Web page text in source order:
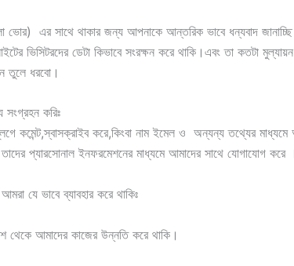
এর সাথে থাকার জন্য আপনাকে আন্তরিক ভাবে ধন্যবাদ
ভিসিটরদের ডেটা কিভাবে সংরক্ষন করে থাকি।এবং তা কতটা
তুলে ধরবো।
করিঃ
কমেন্ট,স্বাসক্রাইব করে,কিংবা নাম ইমেল ও অন্যন্য তথ্যের
তাদের প্যারসোনাল ইনফরমেশনের মাধ্যমে আমাদের সাথে যোগাযোগ
যে ভাবে ব্যাবহার করে থাকিঃ
থেকে আমাদের কাজের উন্নতি করে থাকি।